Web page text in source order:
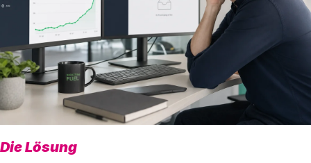
Die Lösung